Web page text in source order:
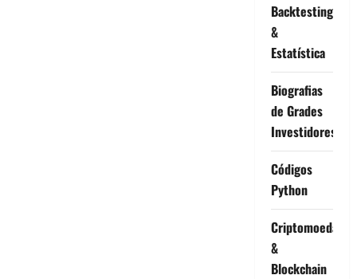
Backtesting
&
Estatística
Biografias
de Grades
Investidores
Códigos
Python
Criptomoedas
&
Blockchain